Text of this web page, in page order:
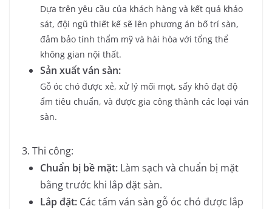
Dựa trên yêu cầu của khách hàng và kết quả khảo
sát, đội ngũ thiết kế sẽ lên phương án bố trí sàn,
đảm bảo tính thẩm mỹ và hài hòa với tổng thể
không gian nội thất.
Sản xuất ván sàn:
Gỗ óc chó được xẻ, xử lý mối mọt, sấy khô đạt độ
ẩm tiêu chuẩn, và được gia công thành các loại ván
sàn.
3. Thi công:
Chuẩn bị bề mặt: Làm sạch và chuẩn bị mặt
bằng trước khi lắp đặt sàn.
Lắp đặt: Các tấm ván sàn gỗ óc chó được lắp